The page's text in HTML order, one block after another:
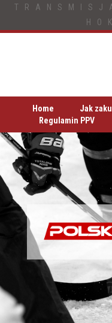
Home Jak
Regulamin PPV